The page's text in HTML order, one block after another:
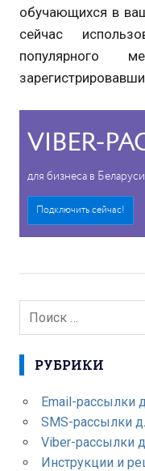
обучающихся в
сейчас
популярного
VIBER-
для бизнеса в Беларуси
Подключить сейчас!
РУБРИКИ
Email-рассылки
SMS-рассылки
Viber-рассылки
Инструкции и